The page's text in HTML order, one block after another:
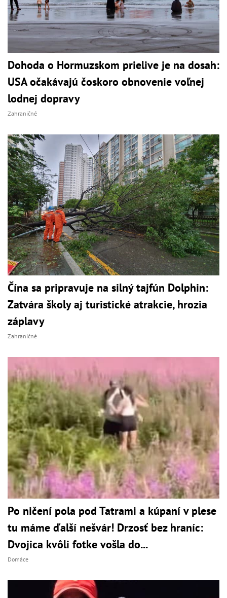
Dohoda o Hormuzskom prielive je na dosah:
USA očakávajú čoskoro obnovenie voľnej
lodnej dopravy
Zahraničné
Čína sa pripravuje na silný tajfún Dolphin:
Zatvára školy aj turistické atrakcie, hrozia
záplavy
Zahraničné
Po ničení pola pod Tatrami a kúpaní v plese
tu máme ďalší nešvár! Drzosť bez hraníc:
Dvojica kvôli fotke vošla do...
Domáce